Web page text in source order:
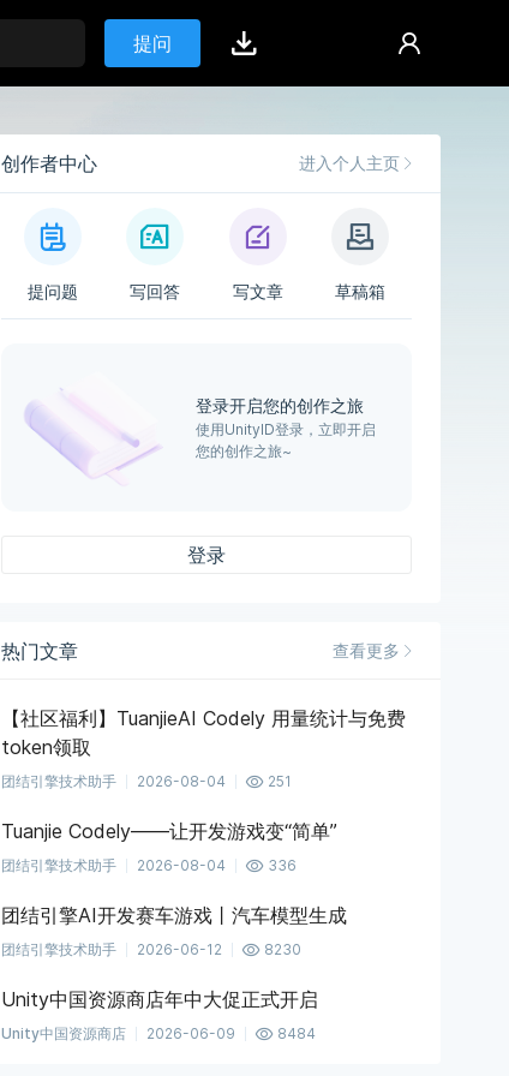
提问
创作者中心 进入个人主页
提问题 写回答 写文章 草稿箱
登录开启您的创作之旅
使用UnityID登录，立即开启
您的创作之旅~
登录
热门文章 查看更多
【社区福利】TuanjieAI Codely 用量统计与免费
token领取
团结引擎技术助手 2026-08-04 251
Tuanjie Codely——让开发游戏变“简单”
团结引擎技术助手 2026-08-04 336
团结引擎AI开发赛车游戏丨汽车模型生成
团结引擎技术助手 2026-06-12 8230
Unity中国资源商店年中大促正式开启
Unity中国资源商店 2026-06-09 8484